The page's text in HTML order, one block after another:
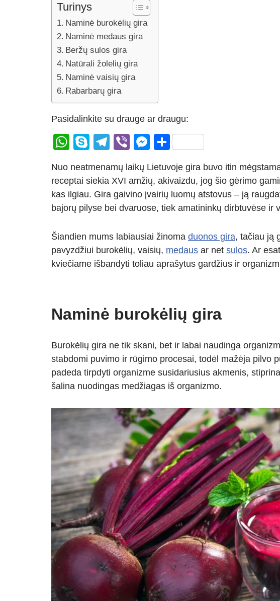
Turinys
Naminė burokėlių gira
Naminė medaus gira
Beržų sulos gira
Natūrali žolelių gira
Naminė vaisių gira
Rabarbarų gira
Pasidalinkite su drauge ar draugu:
W
at
s
A
p
S
p
e
T
e
gr
a
Vi
er
M
ss
e
n
er
S
ar
e
Nuo neatmenamų laikų Lietuvoje gira buvo itin
receptai siekia XVI amžių, akivaizdu, jog šio gėrimo
kas ilgiau. Gira gaivino įvairių luomų atstovus – ją
bajorų pilyse bei dvaruose, tiek amatininkų dirbtuvėse ir
Šiandien mums labiausiai žinoma duonos gira, tačiau ją
pavyzdžiui burokėlių, vaisių, medaus ar net sulos. Ar
kviečiame išbandyti toliau aprašytus gardžius ir
Naminė burokėlių gira
Burokėlių gira ne tik skani, bet ir labai naudinga
stabdomi puvimo ir rūgimo procesai, todėl mažėja pilvo
padeda tirpdyti organizme susidariusius akmenis,
šalina nuodingas medžiagas iš organizmo.